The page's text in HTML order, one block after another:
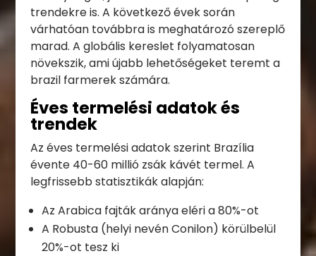
trendekre is. A következő évek során
várhatóan továbbra is meghatározó szereplő
marad. A globális kereslet folyamatosan
növekszik, ami újabb lehetőségeket teremt a
brazil farmerek számára.
Éves termelési adatok és
trendek
Az éves termelési adatok szerint Brazília
évente 40-60 millió zsák kávét termel. A
legfrissebb statisztikák alapján:
Az Arabica fajták aránya eléri a 80%-ot
A Robusta (helyi nevén Conilon) körülbelül
20%-ot tesz ki